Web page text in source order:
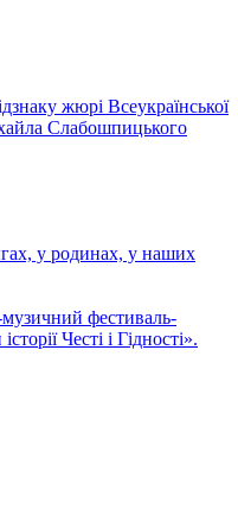
жюрі Всеукраїнської
Слабошпицького
у родинах, у наших
фестиваль-
Честі і Гідності».